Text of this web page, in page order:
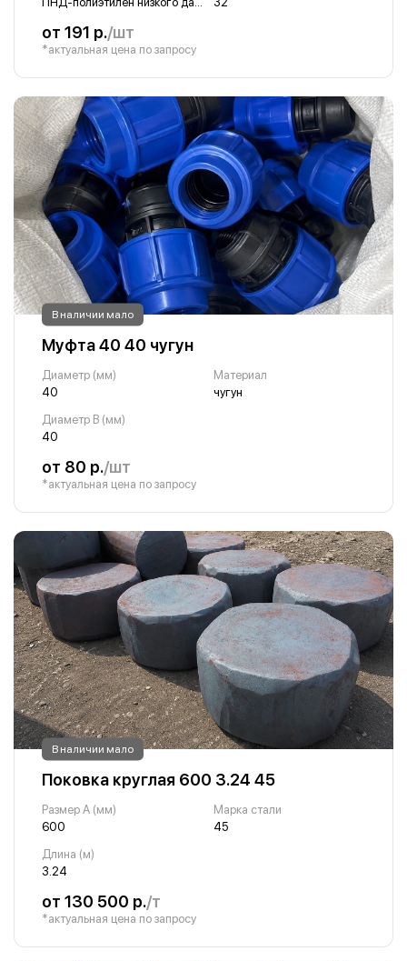
от 191 р./шт
*актуальная цена по запросу
В наличии мало
Муфта 40 40 чугун
Диаметр (мм)
40
Материал
чугун
Диаметр B (мм)
40
от 80 р./шт
*актуальная цена по запросу
В наличии мало
Поковка круглая 600 3.24 45
Размер A (мм)
600
Марка стали
45
Длина (м)
3.24
от 130 500 р./т
*актуальная цена по запросу